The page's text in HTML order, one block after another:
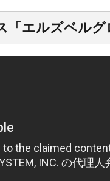
「エルズベル